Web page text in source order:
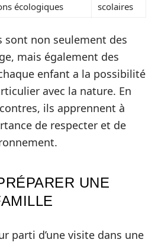
écologiques
scolaires
sont non seulement des
mais également des
enfant a la possibilité
avec la nature. En
ils apprennent à
de respecter et de
UNE
parti d’une visite dans une